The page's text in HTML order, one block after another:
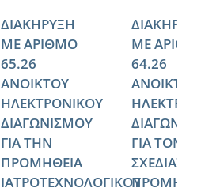
ΔΙΑΚΗΡΥΞΗ
ΜΕ ΑΡΙΘΜΟ
65.26
ΑΝΟΙΚΤΟΥ
ΗΛΕΚΤΡΟΝΙΚΟΥ
ΔΙΑΓΩΝΙΣΜΟΥ
ΓΙΑ ΤΗΝ
ΠΡΟΜΗΘΕΙΑ
ΙΑΤΡΟΤΕΧΝΟΛΟΓΙΚΟΥ
ΜΕ
64.26
ΑΝΟΙΚΤΟΥ
ΓΙΑ ΤΟΝ